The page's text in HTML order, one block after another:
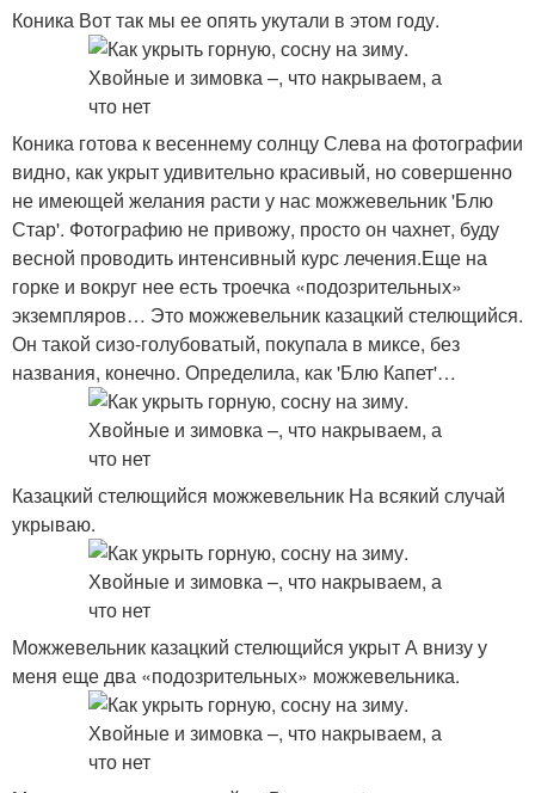
Коника Вот так мы ее опять укутали в этом году.
Коника готова к весеннему солнцу Слева на фотографии
видно, как укрыт удивительно красивый, но совершенно
не имеющей желания расти у нас можжевельник 'Блю
Стар'. Фотографию не привожу, просто он чахнет, буду
весной проводить интенсивный курс лечения.Еще на
горке и вокруг нее есть троечка «подозрительных»
экземпляров… Это можжевельник казацкий стелющийся.
Он такой сизо-голубоватый, покупала в миксе, без
названия, конечно. Определила, как 'Блю Капет'…
Казацкий стелющийся можжевельник На всякий случай
укрываю.
Можжевельник казацкий стелющийся укрыт А внизу у
меня еще два «подозрительных» можжевельника.